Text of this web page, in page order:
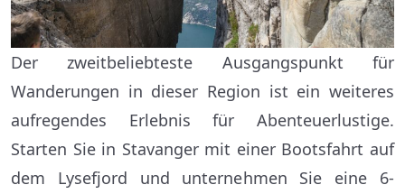
Der zweitbeliebteste Ausgangspunkt für
Wanderungen in dieser Region ist ein weiteres
aufregendes Erlebnis für Abenteuerlustige.
Starten Sie in Stavanger mit einer Bootsfahrt auf
dem Lysefjord und unternehmen Sie eine 6-